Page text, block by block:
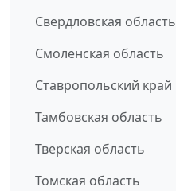
Свердловская область
Смоленская область
Ставропольский край
Тамбовская область
Тверская область
Томская область